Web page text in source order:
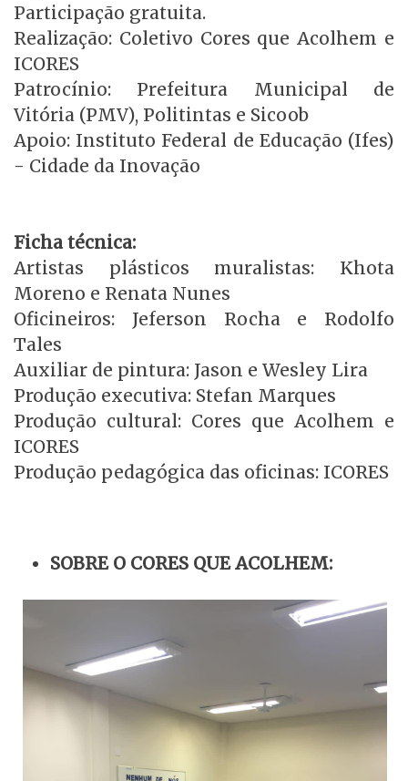
Participação gratuita.
Realização: Coletivo Cores que Acolhem e
ICORES
Patrocínio: Prefeitura Municipal de
Vitória (PMV), Politintas e Sicoob
Apoio: Instituto Federal de Educação (Ifes)
- Cidade da Inovação
Ficha técnica:
Artistas plásticos muralistas: Khota
Moreno e Renata Nunes
Oficineiros: Jeferson Rocha e Rodolfo
Tales
Auxiliar de pintura: Jason e Wesley Lira
Produção executiva: Stefan Marques
Produção cultural: Cores que Acolhem e
ICORES
Produção pedagógica das oficinas: ICORES
SOBRE O CORES QUE ACOLHEM: